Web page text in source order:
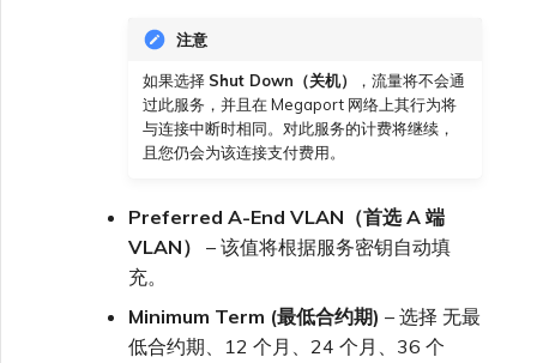
注意
如果选择 Shut Down（关机）
，流量将不会通
过此服务，并且在 Megaport 网络上其行为将
与连接中断时相同。对此服务的计费将继续，
且您仍会为该连接支付费用。
Preferred A-End VLAN（首选 A 端
VLAN）
– 该值将根据服务密钥自动填
充。
Minimum Term (最低合约期) – 选择 无最
低合约期、12 个月、24 个月、36 个